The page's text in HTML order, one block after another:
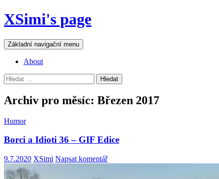
Přejít
k
webu
XSimi's page
Hledat
Základní navigační menu
About
Vyhledávání
Archiv pro měsíc: Březen 2017
Humor
Borci a Idioti 36 – GIF Edice
9.7.2020 XSimi Napsat komentář